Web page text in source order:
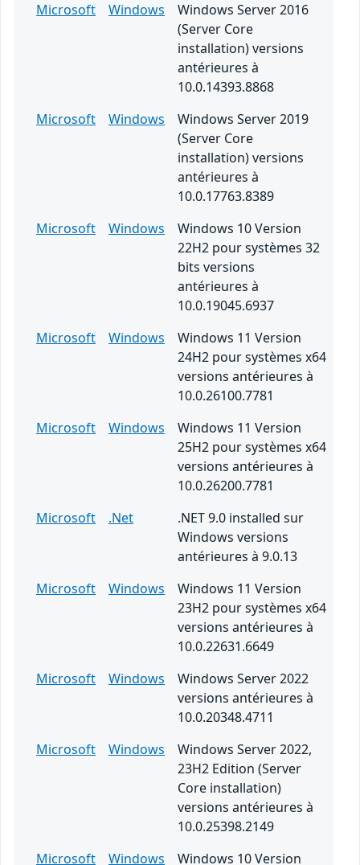
Microsoft
Windows
Windows Server 2016
(Server Core
installation) versions
antérieures à
10.0.14393.8868
Microsoft
Windows
Windows Server 2019
(Server Core
installation) versions
antérieures à
10.0.17763.8389
Microsoft
Windows
Windows 10 Version
22H2 pour systèmes 32
bits versions
antérieures à
10.0.19045.6937
Microsoft
Windows
Windows 11 Version
24H2 pour systèmes x64
versions antérieures à
10.0.26100.7781
Microsoft
Windows
Windows 11 Version
25H2 pour systèmes x64
versions antérieures à
10.0.26200.7781
Microsoft
.Net
.NET 9.0 installed sur
Windows versions
antérieures à 9.0.13
Microsoft
Windows
Windows 11 Version
23H2 pour systèmes x64
versions antérieures à
10.0.22631.6649
Microsoft
Windows
Windows Server 2022
versions antérieures à
10.0.20348.4711
Microsoft
Windows
Windows Server 2022,
23H2 Edition (Server
Core installation)
versions antérieures à
10.0.25398.2149
Microsoft
Windows Windows 10 Version